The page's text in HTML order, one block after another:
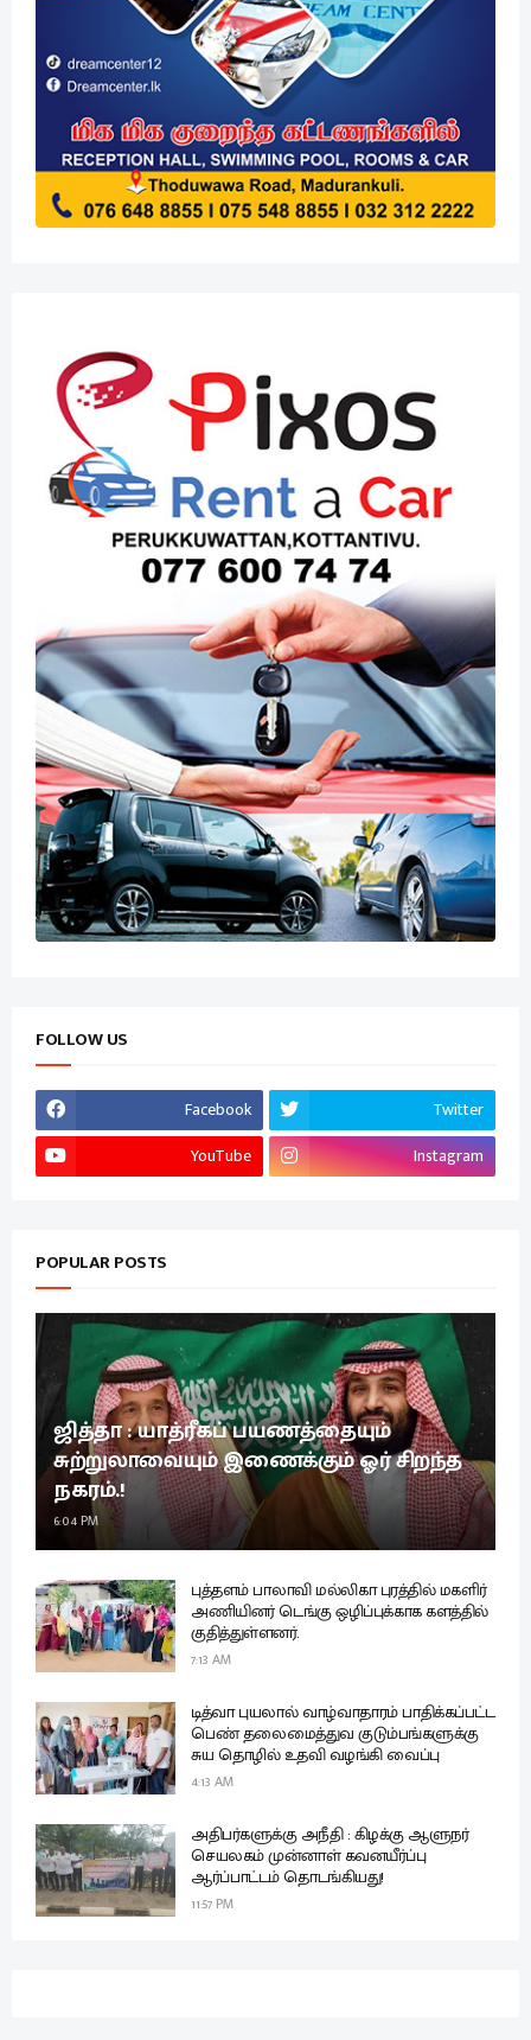
FOLLOW US
Facebook
Twitter
YouTube
Instagram
POPULAR POSTS
ஜித்தா : யாத்ரீகப் பயணத்தையும்
சுற்றுலாவையும் இணைக்கும் ஓர் சிறந்த
நகரம்.!
6:04 PM
புத்தளம் பாலாவி மல்லிகா புரத்தில் மகளிர்
அணியினர் டெங்கு ஒழிப்புக்காக களத்தில்
குதித்துள்ளனர்.
7:13 AM
டித்வா புயலால் வாழ்வாதாரம் பாதிக்கப்பட்ட
பெண் தலைமைத்துவ குடும்பங்களுக்கு
சுய தொழில் உதவி வழங்கி வைப்பு
4:13 AM
அதிபர்களுக்கு அநீதி : கிழக்கு ஆளுநர்
செயலகம் முன்னாள் கவனயீர்ப்பு
ஆர்ப்பாட்டம் தொடங்கியது!
11:57 PM